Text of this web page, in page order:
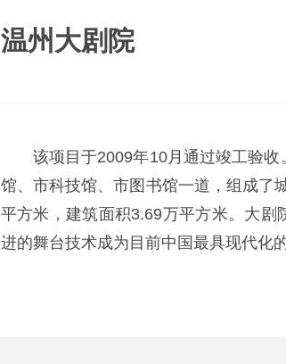
温州大剧院
该项目于2009年10月通过竣工验
馆、市科技馆、市图书馆一道，组成了
平方米，建筑面积3.69万平方米。大
进的舞台技术成为目前中国最具现代化